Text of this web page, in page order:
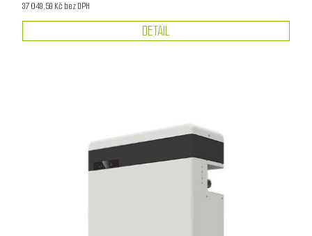
37 049,59 Kč bez DPH
DETAIL